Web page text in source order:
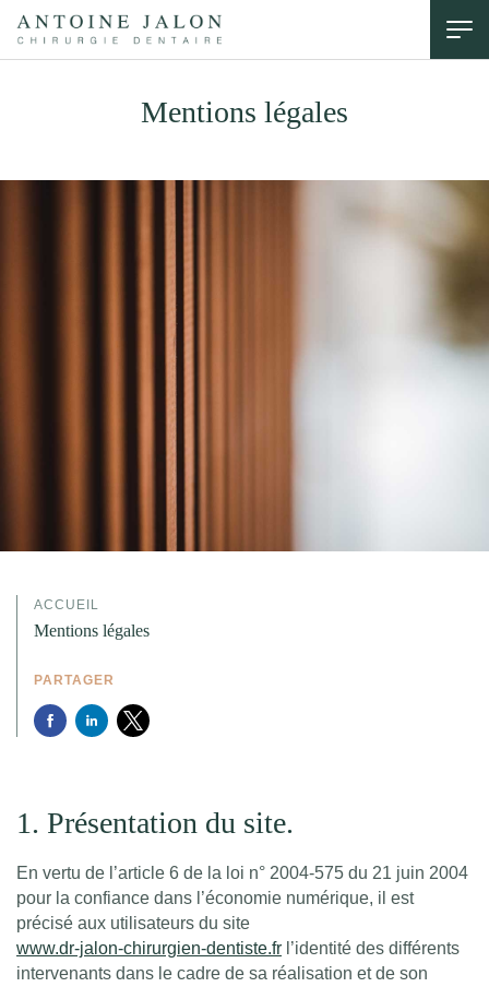
Mentions légales
ACCUEIL
Mentions légales
PARTAGER
1. Présentation du site.
En vertu de l’article 6 de la loi n° 2004-575 du 21 juin 2004
pour la confiance dans l’économie numérique, il est
précisé aux utilisateurs du site
www.dr-jalon-chirurgien-dentiste.fr l’identité des différents
intervenants dans le cadre de sa réalisation et de son